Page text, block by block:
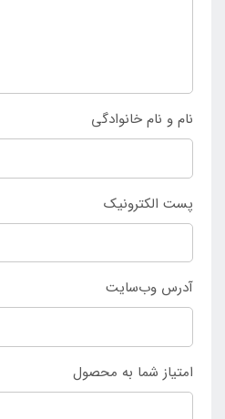
نام و نام خانوادگی
پست الکترونیک
آدرس وب‌سایت
امتیاز شما به محصول